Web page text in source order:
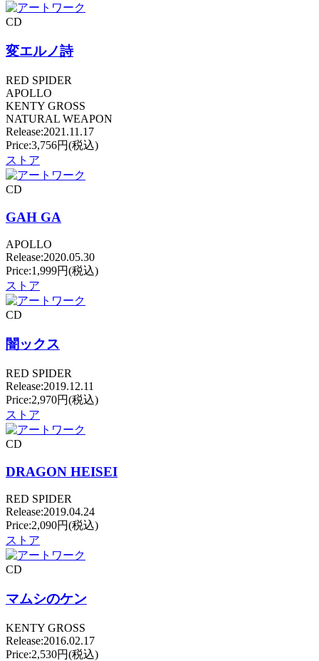
CD
変エルノ詩
RED SPIDER
APOLLO
KENTY GROSS
NATURAL WEAPON
Release:2021.11.17
Price:3,756円(税込)
ストア
CD
GAH GA
APOLLO
Release:2020.05.30
Price:1,999円(税込)
ストア
CD
闇ックス
RED SPIDER
Release:2019.12.11
Price:2,970円(税込)
ストア
CD
DRAGON HEISEI
RED SPIDER
Release:2019.04.24
Price:2,090円(税込)
ストア
CD
マムシのケン
KENTY GROSS
Release:2016.02.17
Price:2,530円(税込)